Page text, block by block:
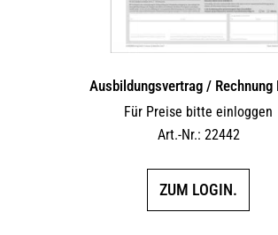
Ausbildungsvertrag / Rechnung
Für Preise bitte einloggen
Art.-Nr.: 22442
ZUM LOGIN.